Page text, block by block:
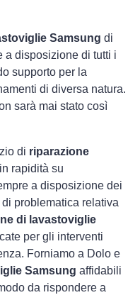
Samsung di
a disposizione di tutti i
supporto per la
di diversa natura.
sarà mai stato così
di riparazione
rapidità su
a disposizione dei
problematica relativa
di lavastoviglie
per gli interventi
Forniamo a Dolo e
Samsung affidabili
da rispondere a